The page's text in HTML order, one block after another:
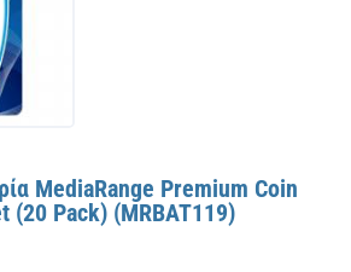
MediaRange Premium Coin
(20 Pack) (MRBAT119)